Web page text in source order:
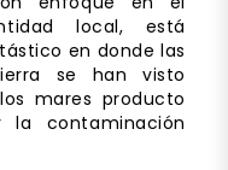
local, está
en donde las
se han visto
mares producto
contaminación